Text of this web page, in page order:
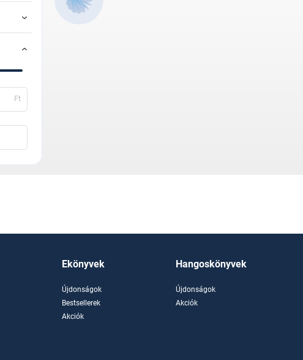
Ft
Ekönyvek
Újdonságok
Bestsellerek
Akciók
Hangoskönyvek
Újdonságok
Akciók